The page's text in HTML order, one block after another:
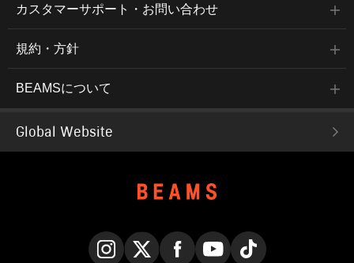
カスタマーサポート・お問い合わせ
規約・方針
BEAMSについて
Global Website